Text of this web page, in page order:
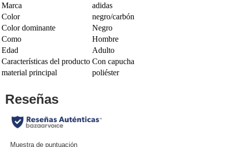
Marca
adidas
Color
negro/carbón
Color dominante
Negro
Como
Hombre
Edad
Adulto
Características del producto Con capucha
material principal
poliéster